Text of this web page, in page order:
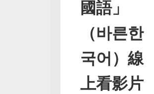
國語」
（바른한
국어）線
上看影片